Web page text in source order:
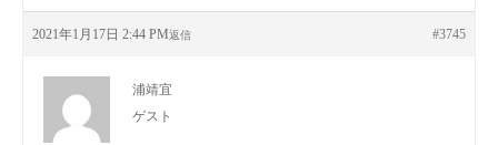
2021年1月17日 2:44 PM #3745
返信
浦靖宜
ゲスト